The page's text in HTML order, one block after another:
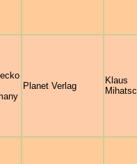
Planet Verlag
Klaus